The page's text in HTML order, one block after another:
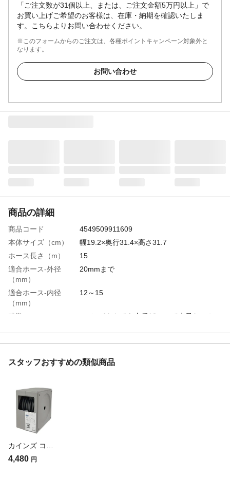
「ご注文数が31個以上、または、ご注文金額5万円以上」で
お買い上げご希望のお客様は、在庫・納期を確認いたしま
す。こちらよりお問い合わせください。
※このフォームからのご注文は、各種ポイントキャンペーン対象外と
なります。
お問い合わせ
商品の詳細
商品コード
4549509911609
本体サイズ（cm）
幅19.2×奥行31.4×高さ31.7
ホース長さ（m）
15
適合ホース-外径
（mm）
20mmまで
適合ホース-内径
（mm）
12～15
特徴
●コンパクトでも内径12ｍｍで水量たっぷ
用途
●庭の水撒き ●洗車 ●掃除
商品仕様
材質・素材
耐水圧
ノズルパターン
スタッフおすすめの類似商品
4,480 円